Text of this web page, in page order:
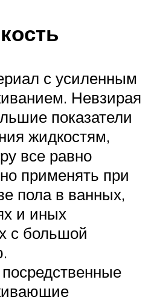
с усиленным
Невзирая
показатели
жидкостям,
все равно
применять при
пола в ванных,
и иных
с большой